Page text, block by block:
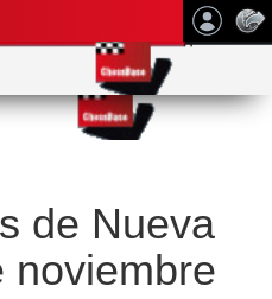
de Nueva
noviembre